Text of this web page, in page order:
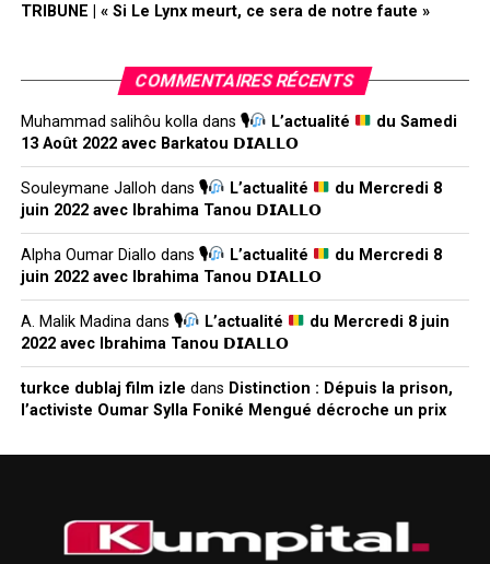
TRIBUNE | « Si Le Lynx meurt, ce sera de notre faute »
COMMENTAIRES RÉCENTS
Muhammad salihôu kolladans 🎙 L’actualité
du Samedi
13 Août 2022 avec Barkatou 𝗗𝗜𝗔𝗟𝗟𝗢
Souleymane Jalloh dans 🎙 L’actualité
du Mercredi 8
juin 2022 avec Ibrahima Tanou 𝗗𝗜𝗔𝗟𝗟𝗢
Alpha Oumar Diallo dans 🎙 L’actualité
du Mercredi 8
juin 2022 avec Ibrahima Tanou 𝗗𝗜𝗔𝗟𝗟𝗢
A. Malik Madinadans 🎙 L’actualité
du Mercredi 8 juin
2022 avec Ibrahima Tanou 𝗗𝗜𝗔𝗟𝗟𝗢
turkce dublaj film izle dans Distinction : Dépuis la prison,
l’activiste Oumar Sylla Foniké Mengué décroche un prix